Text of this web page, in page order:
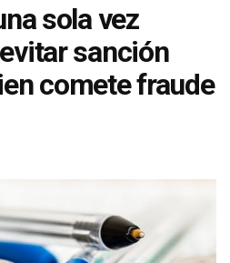
sola vez
sanción
comete fraude